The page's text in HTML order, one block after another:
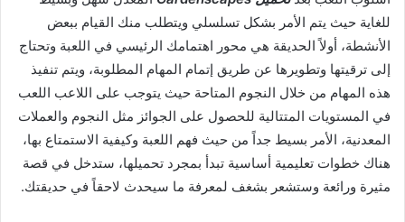
للغاية حيث يتم الأمر بشكل تسلسلي ويتطلب منك القيام ببعض
الأنشطة، أولاً الحديقة هي محور اهتمامك الرئيسي في اللعبة وتحتاج
إلى ترقيتها وتطويرها عن طريق إتمام المهام المطلوبة، ويتم تنفيذ
هذه المهام من خلال النجوم المتاحة حيث يتوجب على اللاعب اللعب
في المستويات المتتالية للحصول على الجوائز مثل النجوم والعملات
المعدنية، الأمر بسيط جداً من حيث فهم اللعبة وكيفية الاستمتاع بها،
هناك خطوات تعليمية أساسية تبدأ بمجرد تحميلها، ستدخل في قصة
مثيرة ورائعة وستشعر بشغف لمعرفة ما سيحدث لاحقاً في حديقتك.